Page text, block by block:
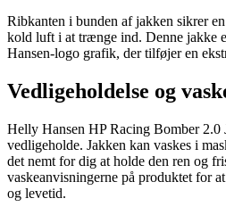
Ribkanten i bunden af jakken sikrer
kold luft i at trænge ind. Denne jakke
Hansen-logo grafik, der tilføjer en
Vedligeholdelse og
Helly Hansen HP Racing Bomber 2.0
vedligeholde. Jakken kan vaskes i
det nemt for dig at holde den ren og
vaskeanvisningerne på produktet for
og levetid.